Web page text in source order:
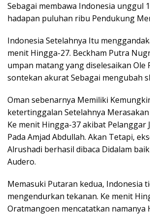
Sebagai membawa Indonesia unggul
hadapan puluhan ribu Pendukung
Indonesia Setelahnya Itu
menit Hingga-27. Beckham Putra
umpan matang yang diselesaikan Ole
sontekan akurat Sebagai mengubah
Oman sebenarnya Memiliki
ketertinggalan Setelahnya
Ke menit Hingga-37 akibat Pelanggar
Pada Amjad Abdullah. Akan Tetapi,
Alrushadi berhasil dibaca Didalam
Audero.
Memasuki Putaran kedua, Indonesia
mengendurkan tekanan. Ke menit
Oratmangoen mencatatkan namanya